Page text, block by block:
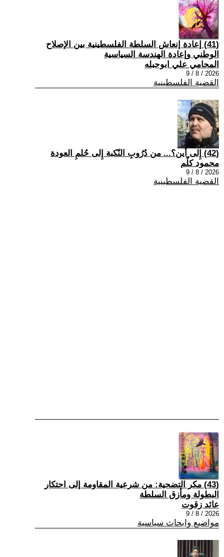
(41) إعادة إنعاش السلطة الفلسطينية بين الإصلاح
الوطني وإعادة الهندسة السياسية
المحامي علي ابوحبله
2026 / 8 / 9
القضية الفلسطينية
(42) إِلى أين؟... من دُرُوبِ النّكبة إِلى حُلمِ العودة
محمود كلّم
2026 / 8 / 9
القضية الفلسطينية
(43) مكر التضحية: من شرعية المقاومة إلى احتكار
البطولة ومأزق السلطة
عائد زقوت
2026 / 8 / 9
مواضيع وابحاث سياسية